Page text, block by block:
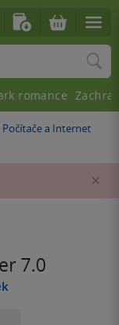
»Počítače a Internet
7.0
romance